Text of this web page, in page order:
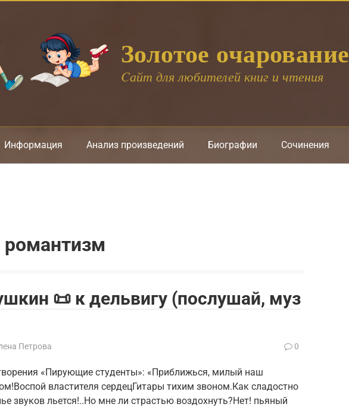
Золотое очарование
Cайт для любителей книг и чтения
Информация Анализ произведений Биографии Сочинения
📜 к дельвигу (послушай, муз
Петрова 0
«Пирующие студенты»: «Приближься, милый наш
властителя сердецГитары тихим звоном.Как сладостно
звуков льется!..Но мне ли страстью воздохнуть?Нет! пьяный